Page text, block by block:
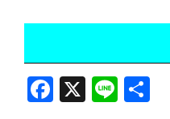
F
X
Li